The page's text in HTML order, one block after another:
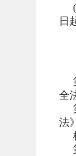
(
日
全
法